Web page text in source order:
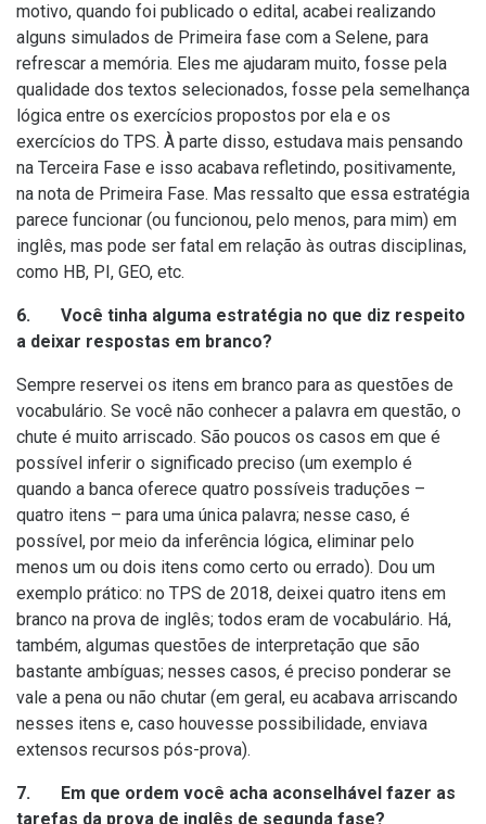
motivo, quando foi publicado o edital, acabei realizando
alguns simulados de Primeira fase com a Selene, para
refrescar a memória. Eles me ajudaram muito, fosse pela
qualidade dos textos selecionados, fosse pela semelhança
lógica entre os exercícios propostos por ela e os
exercícios do TPS. À parte disso, estudava mais pensando
na Terceira Fase e isso acabava refletindo, positivamente,
na nota de Primeira Fase. Mas ressalto que essa estratégia
parece funcionar (ou funcionou, pelo menos, para mim) em
inglês, mas pode ser fatal em relação às outras disciplinas,
como HB, PI, GEO, etc.
6. Você tinha alguma estratégia no que diz respeito
a deixar respostas em branco?
Sempre reservei os itens em branco para as questões de
vocabulário. Se você não conhecer a palavra em questão, o
chute é muito arriscado. São poucos os casos em que é
possível inferir o significado preciso (um exemplo é
quando a banca oferece quatro possíveis traduções –
quatro itens – para uma única palavra; nesse caso, é
possível, por meio da inferência lógica, eliminar pelo
menos um ou dois itens como certo ou errado). Dou um
exemplo prático: no TPS de 2018, deixei quatro itens em
branco na prova de inglês; todos eram de vocabulário. Há,
também, algumas questões de interpretação que são
bastante ambíguas; nesses casos, é preciso ponderar se
vale a pena ou não chutar (em geral, eu acabava arriscando
nesses itens e, caso houvesse possibilidade, enviava
extensos recursos pós-prova).
7. Em que ordem você acha aconselhável fazer as
tarefas da prova de inglês de segunda fase?